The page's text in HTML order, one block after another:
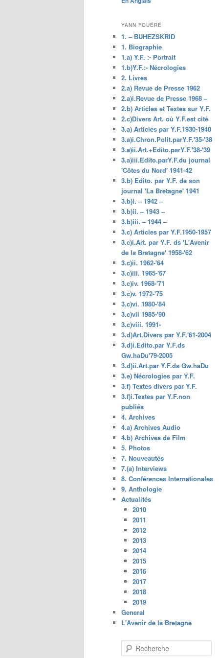
principal
YANN FOUÉRÉ
1. – BUHEZSKRID
1. Biographie
1.a) Y.F. :- Portrait
1.b)Y.F.:- Nécrologies
2. Livres
2.a) Revue de Presse 1962
2.a)i.Revue de Presse 1968 –
2.b) Articles et Textes sur Y.F.
2.c)Divers Art. où Y.F.est cité
3.a) Articles par Y.F.1930-1940
3.a)i.Chron.Polit.parY.F.'35-'38
3.a)ii.Art.+Edito.parY.F.'38-'39
3.a)iii.Edito.parY.F.du journal
'Côtes du Nord' 1941-42
3.b) Edito. par Y.F. de son
journal 'La Bretagne' 1941
3.b)i. – 1942 –
3.b)ii. – 1943 –
3.b)iii. – 1944 –
3.c) Articles par Y.F.1950-1957
3.c)i.Art. par Y.F. ds 'L'Avenir
de la Bretagne' 1958-'62
3.c)ii. 1962-'64
3.c)iii. 1965-'67
3.c)iv. 1968-'71
3.c)v. 1972-'75
3.c)vi. 1980-'84
3.c)vii 1985-'90
3.c)viii. 1991-
3.d)Art.Divers par Y.F.'61-2004
3.d)i.Edito.par Y.F.ds
Gw.haDu'79-2005
3.d)ii.Art.par Y.F.ds Gw.haDu
3.e) Nécrologies par Y.F.
3.f) Textes divers par Y.F.
3.f)i.Textes par Y.F.non
publiés
4. Archives
4.a) Archives Audio
4.b) Archives de Film
5. Photos
7. Nouveautés
7.(a) Interviews
8. Conférences Internationales
9. Anthologie
Actualités
2010
2011
2012
2013
2014
2015
2016
2017
2018
2019
General
L'Avenir de la Bretagne
e